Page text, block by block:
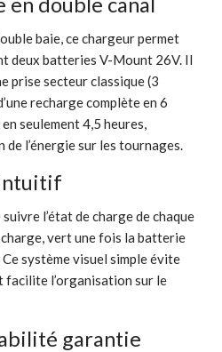
baie, ce chargeur permet
deux batteries V-Mount 26V. Il
prise secteur classique (3
recharge complète en 6
seulement 4,5 heures,
l’énergie sur les tournages.
l’état de charge de chaque
vert une fois la batterie
système visuel simple évite
facilite l’organisation sur le
garantie